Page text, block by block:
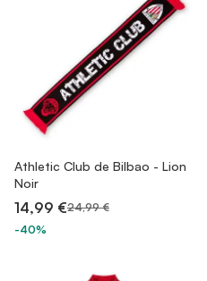
Athletic Club de Bilbao - Lion
Noir
14,99 €24,99 €
-40%